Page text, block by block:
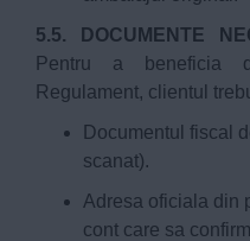
5.5. DOCUMENTE
Pentru a beneficia
Regulament, clientul
Documentul fiscal
scanat).
Adresa oficiala din
cont care sa